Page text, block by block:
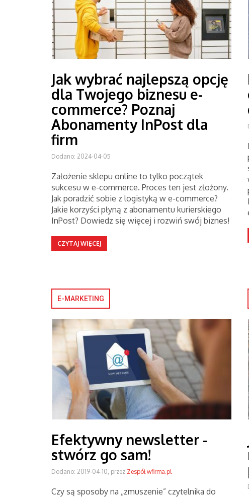
Jak wybrać najlepszą opcję
dla Twojego biznesu e-
commerce? Poznaj
Abonamenty InPost dla
firm
Dodano: 2024-04-05
Założenie sklepu online to tylko początek
sukcesu w e-commerce. Proces ten jest złożony.
Jak poradzić sobie z logistyką w e-commerce?
Jakie korzyści płyną z abonamentu kurierskiego
InPost? Dowiedz się więcej i rozwiń swój biznes!
CZYTAJ WIĘCEJ
E-MARKETING
Efektywny newsletter -
stwórz go sam!
Dodano: 2019-04-10, przez Zespół wfirma.pl
Czy są sposoby na „zmuszenie” czytelnika do